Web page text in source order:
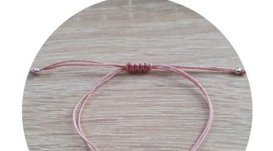
einem
Makramée
Verschluss:
DIY-
Video-
Anleitung
und
Tipps